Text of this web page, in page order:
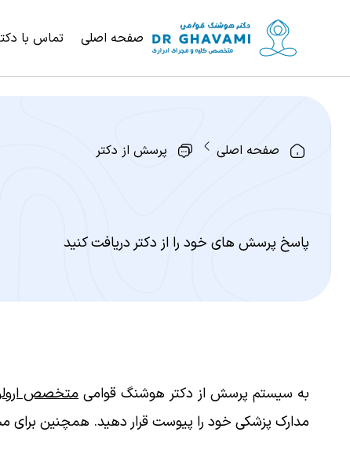
صفحه اصلی تماس با
صفحه اصلی پرسش از دکتر
پاسخ پرسش های خود را از دکتر دریافت کنید
به سیستم پرسش از دکتر هوشنگ قوامیمتخصص
مدارک پزشکی خود را پیوست قرار دهید. همچنین برای